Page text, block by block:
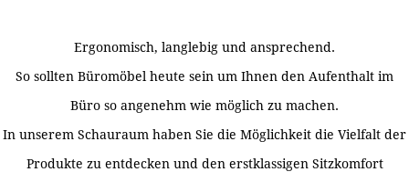
Ergonomisch, langlebig und ansprechend.
So sollten Büromöbel heute sein um Ihnen den Aufenthalt im
Büro so angenehm wie möglich zu machen.
In unserem Schauraum haben Sie die Möglichkeit die Vielfalt der
Produkte zu entdecken und den erstklassigen Sitzkomfort